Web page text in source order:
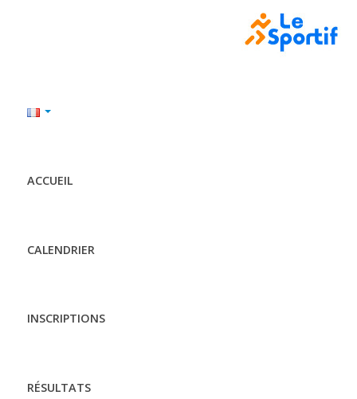
ACCUEIL
CALENDRIER
INSCRIPTIONS
RÉSULTATS